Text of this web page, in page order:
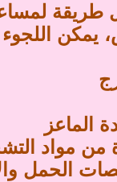
طريقة
اللجوء
الماعز
من مواد
الحمل